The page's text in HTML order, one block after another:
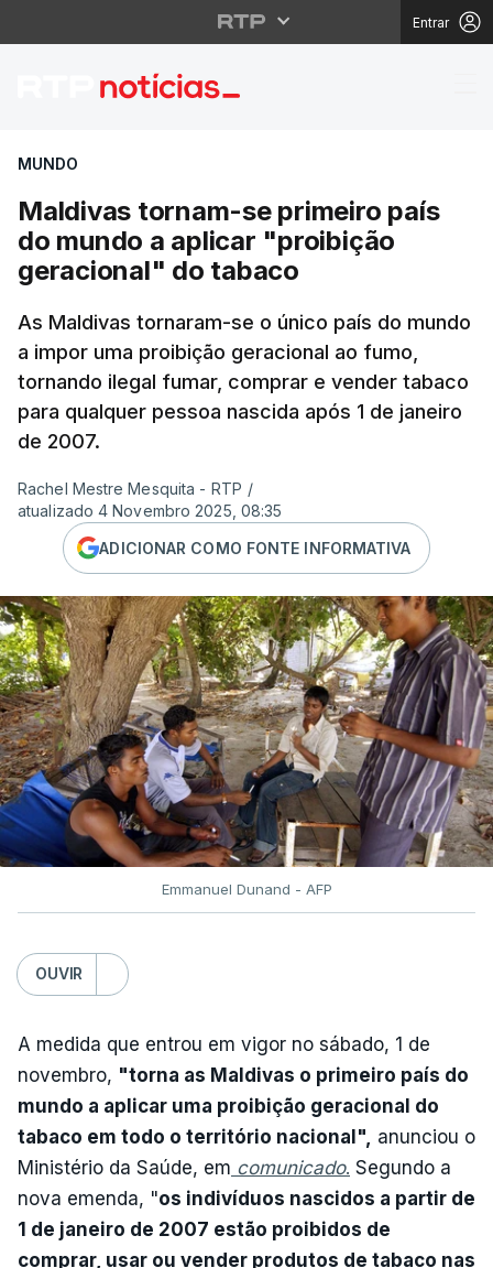
Entrar
Maldivas tornam-se
MUNDO
Maldivas tornam-se primeiro país
do mundo a aplicar "proibição
geracional" do tabaco
As Maldivas tornaram-se o único país do mundo
a impor uma proibição geracional ao fumo,
tornando ilegal fumar, comprar e vender tabaco
para qualquer pessoa nascida após 1 de janeiro
de 2007.
Rachel Mestre Mesquita - RTP /
atualizado 4 Novembro 2025, 08:35
ADICIONAR COMO FONTE INFORMATIVA
Emmanuel Dunand - AFP
OUVIR
A medida que entrou em vigor no sábado, 1 de
novembro, "torna as Maldivas o primeiro país do
mundo a aplicar uma proibição geracional do
tabaco em todo o território nacional", anunciou o
Ministério da Saúde, em comunicado. Segundo a
nova emenda, "os indivíduos nascidos a partir de
1 de janeiro de 2007 estão proibidos de
comprar, usar ou vender produtos de tabaco nas